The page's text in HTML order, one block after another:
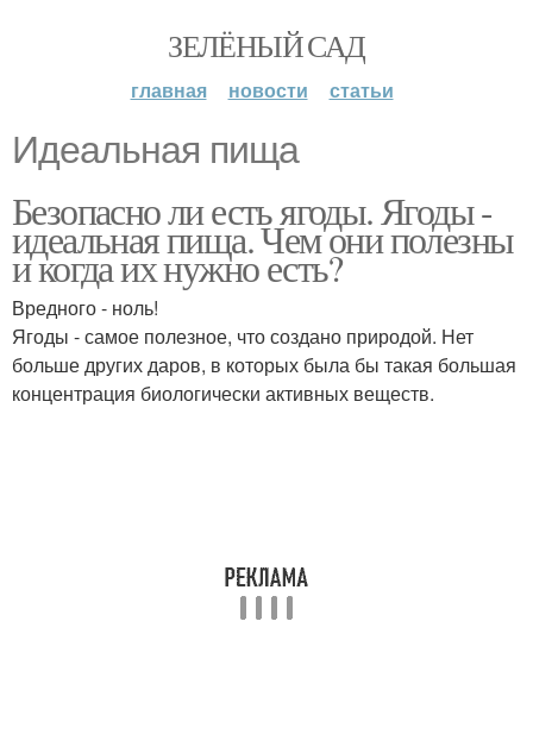
ЗЕЛЁНЫЙ САД
главная новости статьи
Идеальная пища
Безопасно ли есть ягоды. Ягоды -
идеальная пища. Чем они полезны
и когда их нужно есть?
Вредного - ноль!
Ягоды - самое полезное, что создано природой. Нет
больше других даров, в которых была бы такая большая
концентрация биологически активных веществ.